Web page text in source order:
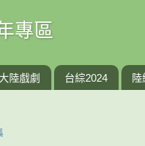
專區
大陸戲劇 台綜2024 陸